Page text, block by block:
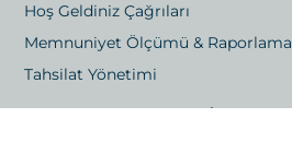
Hoş Geldiniz Çağrıları
Memnuniyet Ölçümü & Raporlama
Tahsilat Yönetimi